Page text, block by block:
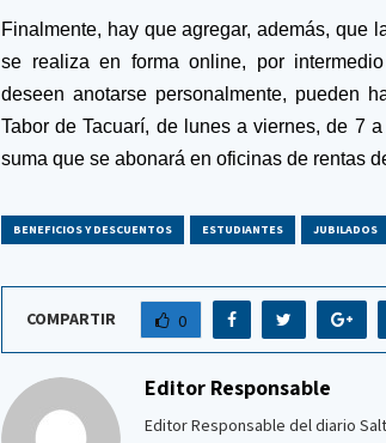
Finalmente, hay que agregar, además, que
se realiza en forma online, por
deseen anotarse personalmente, pueden
Tabor de Tacuarí, de lunes a viernes, de 7
suma que se abonará en oficinas de rentas
BENEFICIOS Y DESCUENTOS ESTUDIANTES JUBILADOS
COMPARTIR 0
Editor Responsable
Editor Responsable del diario